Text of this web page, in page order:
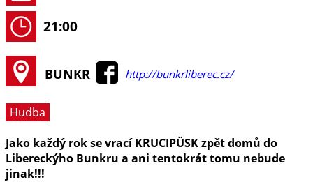
21:00
BUNKR http://bunkrliberec.cz/
Hudba
Jako každý rok se vrací KRUCIPÜSK zpět domů do
Libereckýho Bunkru a ani tentokrát tomu nebude
jinak!!!